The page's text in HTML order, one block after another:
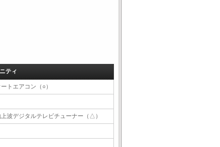
ティ
トエアコン（○）
波デジタルテレビチューナー（△）